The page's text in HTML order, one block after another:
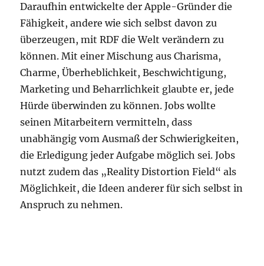
Daraufhin entwickelte der Apple-Gründer die
Fähigkeit, andere wie sich selbst davon zu
überzeugen, mit RDF die Welt verändern zu
können. Mit einer Mischung aus Charisma,
Charme, Überheblichkeit, Beschwichtigung,
Marketing und Beharrlichkeit glaubte er, jede
Hürde überwinden zu können. Jobs wollte
seinen Mitarbeitern vermitteln, dass
unabhängig vom Ausmaß der Schwierigkeiten,
die Erledigung jeder Aufgabe möglich sei. Jobs
nutzt zudem das „Reality Distortion Field“ als
Möglichkeit, die Ideen anderer für sich selbst in
Anspruch zu nehmen.